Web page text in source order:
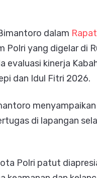
dalam
Polri yang digelar di
evaluasi kinerja
dan Idul Fitri 2026.
di lapangan
Polri patut